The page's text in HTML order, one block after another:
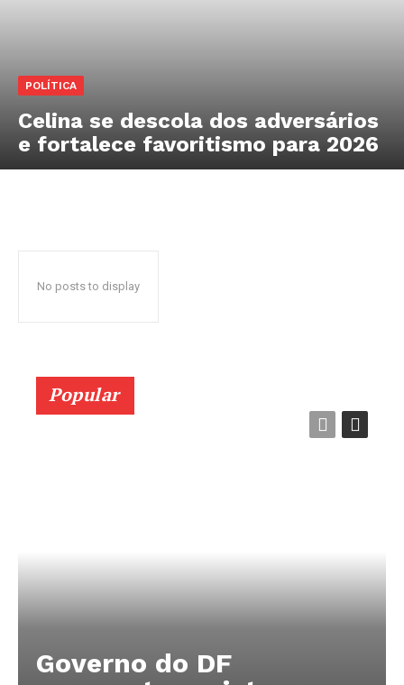
POLÍTICA
Celina se descola dos adversários
e fortalece favoritismo para 2026
No posts to display
Popular
Governo do DF